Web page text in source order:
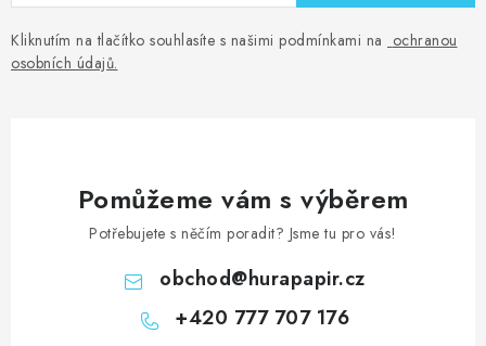
Kliknutím na tlačítko souhlasíte s našimi podmínkami na ochranou
osobních údajů.
Pomůžeme vám s výběrem
Potřebujete s něčím poradit? Jsme tu pro vás!
obchod@hurapapir.cz
+420 777 707 176